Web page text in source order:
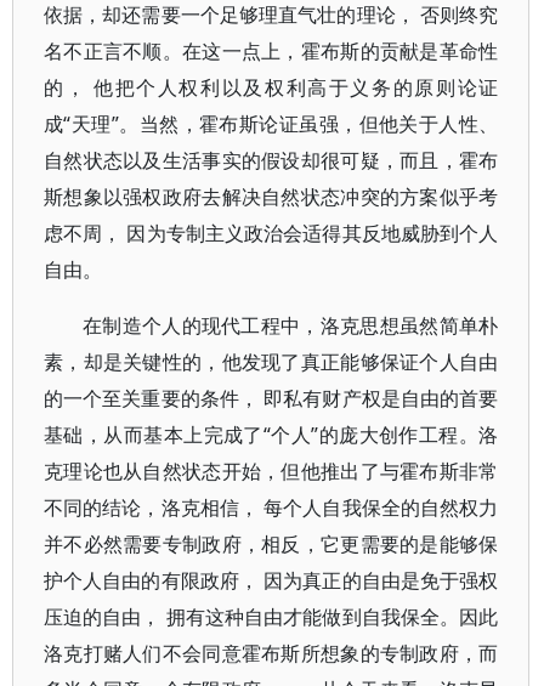
依据，却还需要一个足够理直气壮的理论， 否则终究
名不正言不顺。在这一点上，霍布斯的贡献是革命性
的， 他把个人权利以及权利高于义务的原则论证
成“天理”。当然，霍布斯论证虽强，但他关于人性、
自然状态以及生活事实的假设却很可疑，而且，霍布
斯想象以强权政府去解决自然状态冲突的方案似乎考
虑不周， 因为专制主义政治会适得其反地威胁到个人
自由。
在制造个人的现代工程中，洛克思想虽然简单朴
素，却是关键性的，他发现了真正能够保证个人自由
的一个至关重要的条件， 即私有财产权是自由的首要
基础，从而基本上完成了“个人”的庞大创作工程。洛
克理论也从自然状态开始，但他推出了与霍布斯非常
不同的结论，洛克相信， 每个人自我保全的自然权力
并不必然需要专制政府，相反，它更需要的是能够保
护个人自由的有限政府， 因为真正的自由是免于强权
压迫的自由， 拥有这种自由才能做到自我保全。因此
洛克打赌人们不会同意霍布斯所想象的专制政府，而